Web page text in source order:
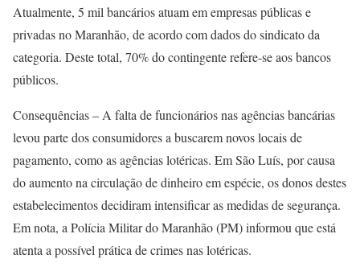
Atualmente, 5 mil bancários atuam em empresas públicas e
privadas no Maranhão, de acordo com dados do sindicato da
categoria. Deste total, 70% do contingente refere-se aos bancos
públicos.
Consequências – A falta de funcionários nas agências bancárias
levou parte dos consumidores a buscarem novos locais de
pagamento, como as agências lotéricas. Em São Luís, por causa
do aumento na circulação de dinheiro em espécie, os donos destes
estabelecimentos decidiram intensificar as medidas de segurança.
Em nota, a Polícia Militar do Maranhão (PM) informou que está
atenta a possível prática de crimes nas lotéricas.